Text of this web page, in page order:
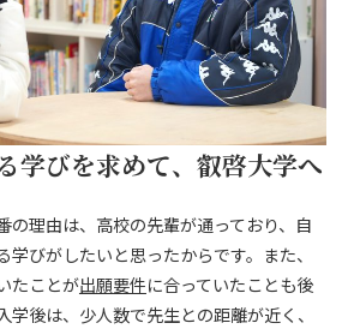
学びを求めて、叡啓大学へ
の理由は、高校の先輩が通っており、自
学びがしたいと思ったからです。また、
たことが出願要件に合っていたことも後
学後は、少人数で先生との距離が近く、